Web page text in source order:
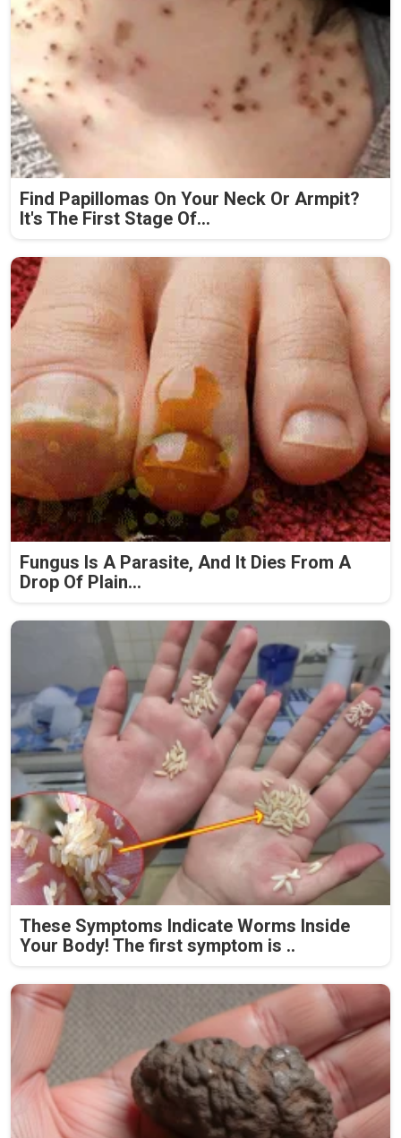
Find Papillomas On Your Neck Or Armpit?
It's The First Stage Of...
Fungus Is A Parasite, And It Dies From A
Drop Of Plain...
These Symptoms Indicate Worms Inside
Your Body! The first symptom is ..